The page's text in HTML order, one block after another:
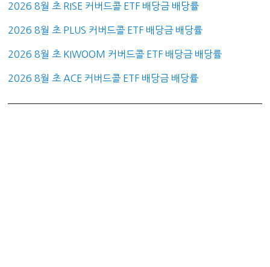
2026 8월 초 RISE 커버드콜 ETF 배당금 배당률
2026 8월 초 PLUS 커버드콜 ETF 배당금 배당률
2026 8월 초 KIWOOM 커버드콜 ETF 배당금 배당률
2026 8월 초 ACE 커버드콜 ETF 배당금 배당률